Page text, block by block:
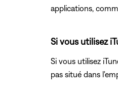
applications,
Si vous utilisez
Si vous utilisez
pas situé dans